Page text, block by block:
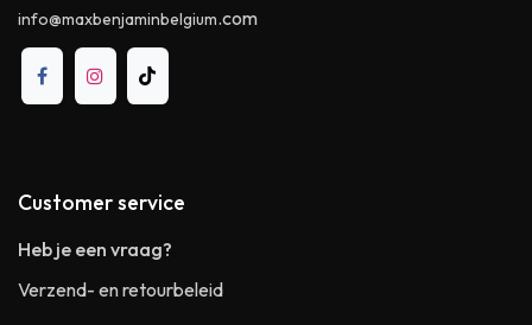
info@maxbenjaminbelgium.com
Customer service
Heb je een vraag?
Verzend- en retourbeleid